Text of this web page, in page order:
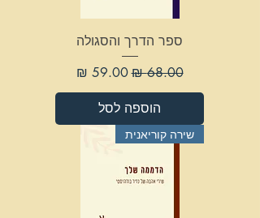
ספר הדרך והסגולה
מחיר רגיל‏68.00 ‏₪ מחיר מבצע‏59.00 ‏₪
הוספה לסל
שירה קוריאנית